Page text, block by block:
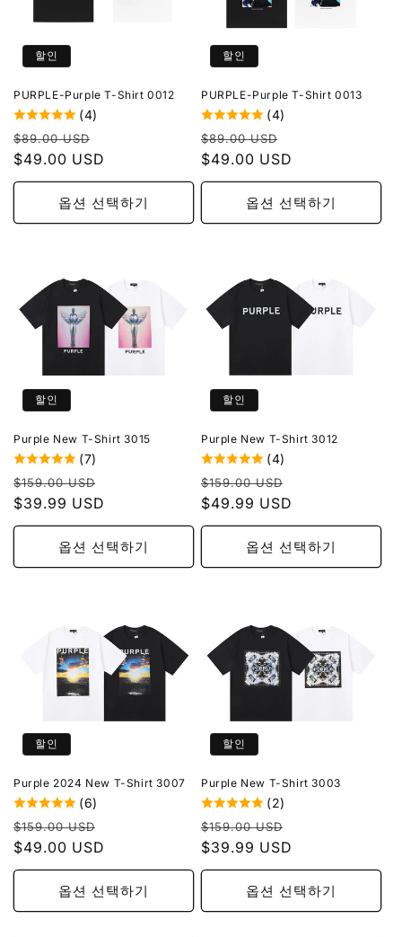
할인
PURPLE-Purple T-Shirt 0012
(4)
정
가
$89.00 USD
인
가
$49.00 USD
옵션 선택하기
할인
PURPLE-Purple T-Shirt 0013
(4)
정
가
$89.00 USD
인
가
$49.00 USD
옵션 선택하기
할인
Purple New T-Shirt 3015
(7)
정
가
$159.00 USD
가
$39.99 USD
옵션 선택하기
할인
Purple New T-Shirt 3012
(4)
정
가
$159.00 USD
가
$49.99 USD
옵션 선택하기
할인
Purple 2024 New T-Shirt 3007
(6)
정
가
$159.00 USD
가
$49.00 USD
옵션 선택하기
할인
Purple New T-Shirt 3003
(2)
정
가
$159.00 USD
가
$39.99 USD
옵션 선택하기